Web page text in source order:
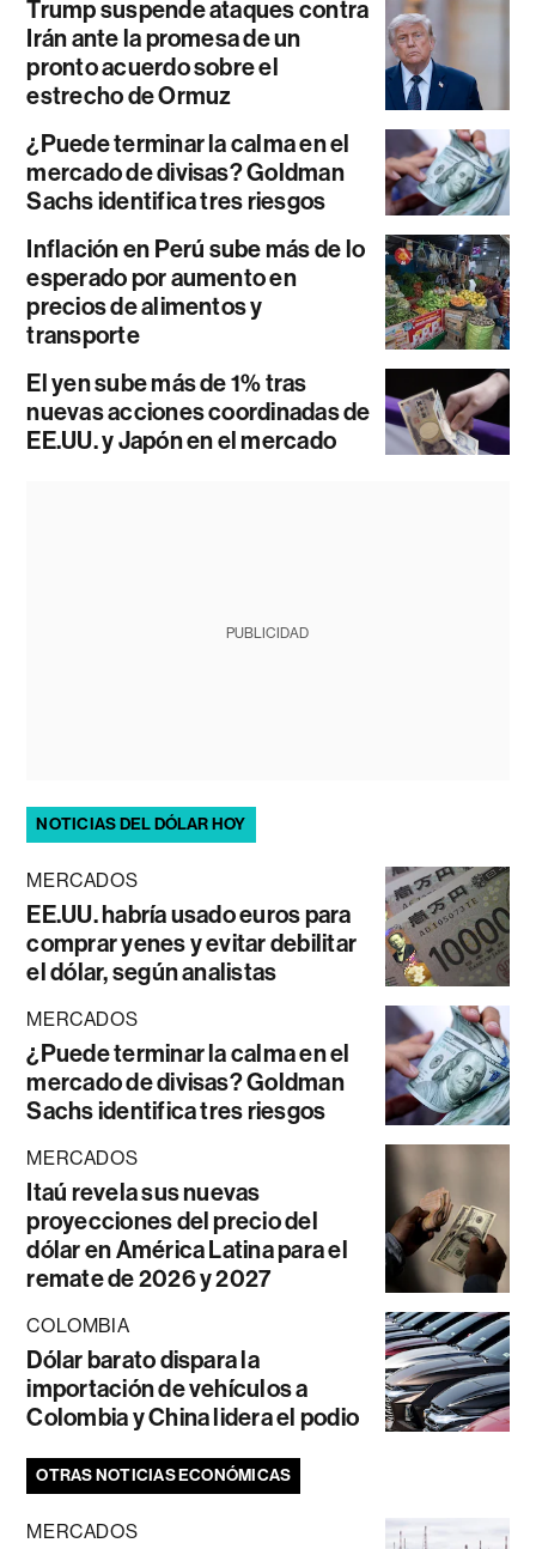
Trump suspende ataques contra
Irán ante la promesa de un
pronto acuerdo sobre el
estrecho de Ormuz
¿Puede terminar la calma en el
mercado de divisas? Goldman
Sachs identifica tres riesgos
Inflación en Perú sube más de lo
esperado por aumento en
precios de alimentos y
transporte
El yen sube más de 1% tras
nuevas acciones coordinadas de
EE.UU. y Japón en el mercado
PUBLICIDAD
NOTICIAS DEL DÓLAR HOY
MERCADOS
EE.UU. habría usado euros para
comprar yenes y evitar debilitar
el dólar, según analistas
MERCADOS
¿Puede terminar la calma en el
mercado de divisas? Goldman
Sachs identifica tres riesgos
MERCADOS
Itaú revela sus nuevas
proyecciones del precio del
dólar en América Latina para el
remate de 2026 y 2027
COLOMBIA
Dólar barato dispara la
importación de vehículos a
Colombia y China lidera el podio
OTRAS NOTICIAS ECONÓMICAS
MERCADOS